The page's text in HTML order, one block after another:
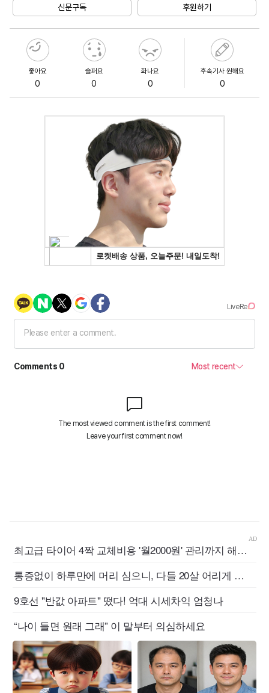
신문구독 후원하기
좋아요
0
슬퍼요
0
화나요
0
후속기사 원해요
0